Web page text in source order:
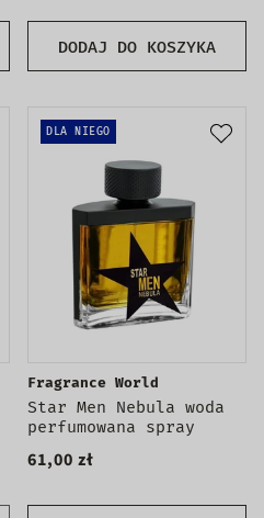
DODAJ DO KOSZYKA
DLA NIEGO
Fragrance World
Star Men Nebula woda
perfumowana spray
61,00 zł